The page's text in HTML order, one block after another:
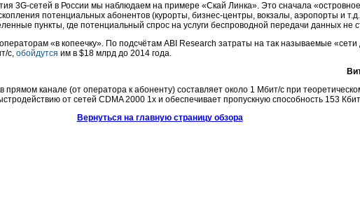
3G-сетей в России мы наблюдаем на примере «Скай Линка». Это сначала
потенциальных абонентов (курорты, бизнес-центры, вокзалы, аэропорты и
пункты, где потенциальный спрос на услуги беспроводной передачи данных не
«в копеечку». По подсчётам ABI Research затраты на так называемые «сети
c, обойдутся им в $18 млрд до 2014 года.
прямом канале (от оператора к абоненту) составляет около 1 Мбит/с при
от сетей CDMA 2000 1x и обеспечивает пропускную способность 153
Вернуться на главную страницу обзора